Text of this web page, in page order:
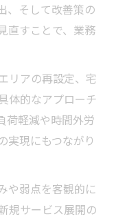
、そして改善策の
直すことで、業務
リアの再設定、宅
体的なアプローチ
荷軽減や時間外労
実現にもつながり
や弱点を客観的に
規サービス展開の